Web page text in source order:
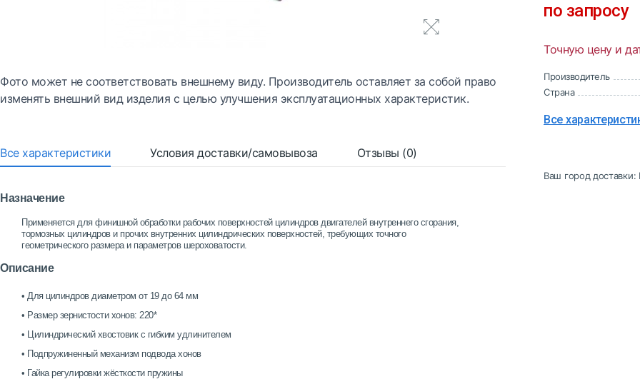
Фото может не соответствовать внешнему виду. Производитель оставляет за собой право
изменять внешний вид изделия с целью улучшения эксплуатационных характеристик.
Все характеристики Условия доставки/самовывоза Отзывы (0)
Назначение
Применяется для финишной обработки рабочих поверхностей цилиндров двигателей внутреннего сгорания,
тормозных цилиндров и прочих внутренних цилиндрических поверхностей, требующих точного
геометрического размера и параметров шероховатости.
Описание
• Для цилиндров диаметром от 19 до 64 мм
• Размер зернистости хонов: 220*
• Цилиндрический хвостовик с гибким удлинителем
• Подпружиненный механизм подвода хонов
• Гайка регулировки жёсткости пружины
по запросу
Точную цену и
Производитель
Страна
Все
Ваш город доставки: